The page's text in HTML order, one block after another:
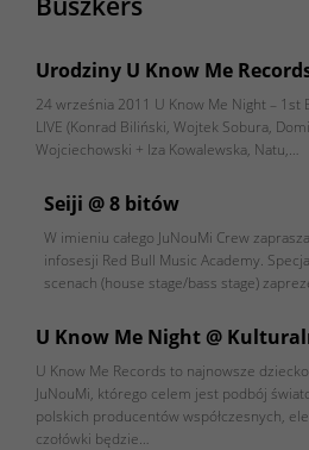
Urodziny U Know Me
24 września 2011 U Know Me Night – 1st
LIVE (Konrad Biliński, Wojtek Sobura,
Wojciechowski + Iza Kowalewska, Natu,…
Seiji @ 8 bitów
W imieniu całego JuNouMi Crew
infosesji Red Bull Music Academy.
scenach (house stage/bass stage)
U Know Me Night @
U Know Me Records to najnowsze
JuNouMi, którego celem jest podbój
polskich producentów współczesnych,
czołówki będzie…